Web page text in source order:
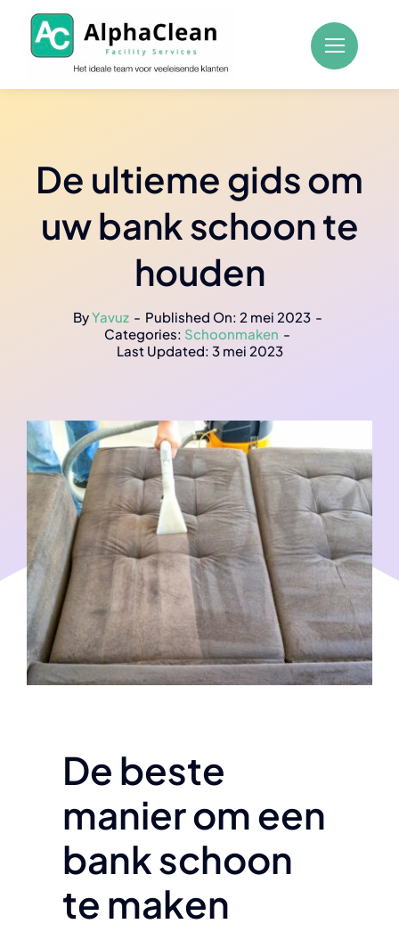
content
De ultieme gids om
uw bank schoon te
houden
ByYavuz - Published On: 2 mei 2023 -
Categories: Schoonmaken -
Last Updated: 3 mei 2023
De beste
manier om een
bank schoon
te maken